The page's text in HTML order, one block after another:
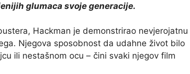
glumaca svoje generacije.
Hackman je demonstrirao nevjerojatnu
Njegova sposobnost da udahne život bilo
ili nestašnom ocu – čini svaki njegov film